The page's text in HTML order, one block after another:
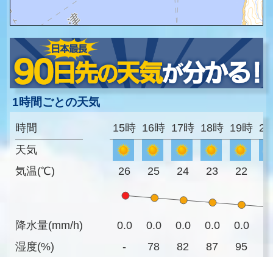
1時間ごとの天気
時間
天気
気温(℃)
降水量(mm/h)
湿度(%)
15時 16時 17時 18時 19時
26 25 24 23 22
0.0 0.0 0.0 0.0 0.0
-
78 82 87 95